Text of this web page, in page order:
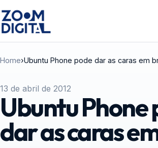
Home›Ubuntu Phone pode dar as caras em
13 de abril de 2012
Ubuntu Phone
dar as caras